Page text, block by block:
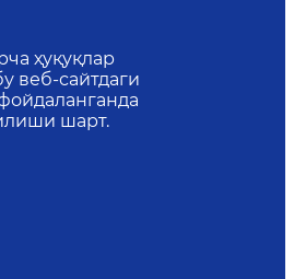
ҳуқуқлар
веб-сайтдаги
шарт.